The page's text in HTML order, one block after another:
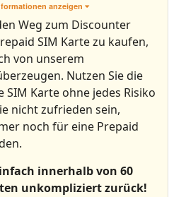
anzeigen
Weg zum Discounter
SIM Karte zu kaufen,
von unserem
Nutzen Sie die
Karte ohne jedes Risiko
nicht zufrieden sein,
noch für eine Prepaid
innerhalb von 60
unkompliziert zurück!